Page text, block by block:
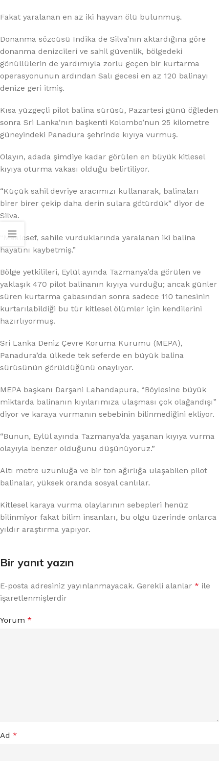
Fakat yaralanan en az iki hayvan ölü bulunmuş.
Donanma sözcüsü Indika de Silva’nın aktardığına göre
donanma denizcileri ve sahil güvenlik, bölgedeki
gönüllülerin de yardımıyla zorlu geçen bir kurtarma
operasyonunun ardından Salı gecesi en az 120 balinayı
denize geri itmiş.
Kısa yüzgeçli pilot balina sürüsü, Pazartesi günü öğleden
sonra Sri Lanka’nın başkenti Kolombo’nun 25 kilometre
güneyindeki Panadura şehrinde kıyıya vurmuş.
Olayın, adada şimdiye kadar görülen en büyük kitlesel
kıyıya oturma vakası olduğu belirtiliyor.
“Küçük sahil devriye aracımızı kullanarak, balinaları
birer birer çekip daha derin sulara götürdük” diyor de
Silva.
“Maalesef, sahile vurduklarında yaralanan iki balina
hayatını kaybetmiş.”
Bölge yetkilileri, Eylül ayında Tazmanya’da görülen ve
yaklaşık 470 pilot balinanın kıyıya vurduğu; ancak günler
süren kurtarma çabasından sonra sadece 110 tanesinin
kurtarılabildiği bu tür kitlesel ölümler için kendilerini
hazırlıyormuş.
Sri Lanka Deniz Çevre Koruma Kurumu (MEPA),
Panadura’da ülkede tek seferde en büyük balina
sürüsünün görüldüğünü onaylıyor.
MEPA başkanı Darşani Lahandapura, “Böylesine büyük
miktarda balinanın kıyılarımıza ulaşması çok olağandışı”
diyor ve karaya vurmanın sebebinin bilinmediğini ekliyor.
“Bunun, Eylül ayında Tazmanya’da yaşanan kıyıya vurma
olayıyla benzer olduğunu düşünüyoruz.”
Altı metre uzunluğa ve bir ton ağırlığa ulaşabilen pilot
balinalar, yüksek oranda sosyal canlılar.
Kitlesel karaya vurma olaylarının sebepleri henüz
bilinmiyor fakat bilim insanları, bu olgu üzerinde onlarca
yıldır araştırma yapıyor.
Bir yanıt yazın
E-posta adresiniz yayınlanmayacak. Gerekli alanlar * ile
işaretlenmişlerdir
Yorum *
Ad *